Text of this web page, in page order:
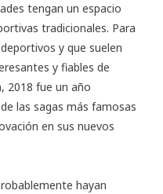
tengan un espacio
tradicionales. Para
y que suelen
y fiables de
, 2018 fue un año
las sagas más famosas
en sus nuevos
hayan